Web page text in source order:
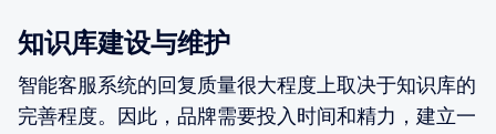
知识库建设与维护
智能客服系统的回复质量很大程度上取决于知识库的
完善程度。因此，品牌需要投入时间和精力，建立一